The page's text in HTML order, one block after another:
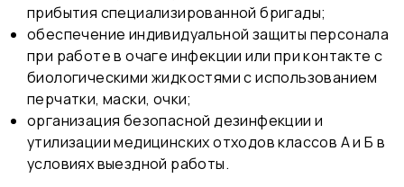
прибытия специализированной бригады;
обеспечение индивидуальной защиты персонала
при работе в очаге инфекции или при контакте с
биологическими жидкостями с использованием
перчатки, маски, очки;
организация безопасной дезинфекции и
утилизации медицинских отходов классов А и Б в
условиях выездной работы.